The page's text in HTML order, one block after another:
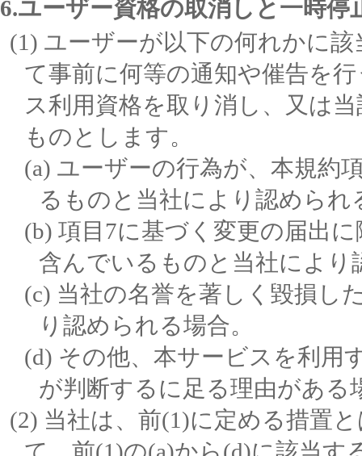
6.ユーザー資格の取消しと一時停
ユーザーが以下の何れかに
て事前に何等の通知や催告を
ス利用資格を取り消し、又は
ものとします。
ユーザーの行為が、本規約
るものと当社により認められ
項目7に基づく変更の届出
含んでいるものと当社により
当社の名誉を著しく毀損し
り認められる場合。
その他、本サービスを利用
が判断するに足る理由がある
当社は、前(1)に定める措置